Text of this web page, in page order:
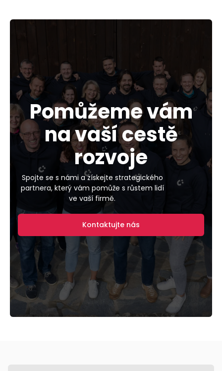
Pomůžeme vám
na vaší cestě
rozvoje
Spojte se s námi a získejte strategického
partnera, který vám pomůže s růstem lidí
ve vaší firmě.
Kontaktujte nás